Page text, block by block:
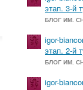
этап. 3-й
БЛОГ ИМ.
igor-
этап. 2-й
БЛОГ ИМ.
igor-